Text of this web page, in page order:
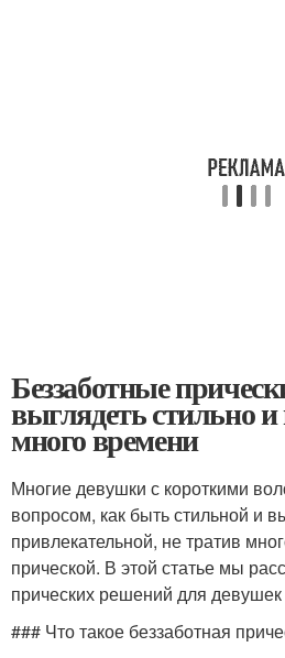
Беззаботные
выглядеть стильно и
много времени
Многие девушки с короткими
вопросом, как быть стильной и
привлекательной, не тратив
прической. В этой статье мы
прических решений для девушек
### Что такое беззаботная